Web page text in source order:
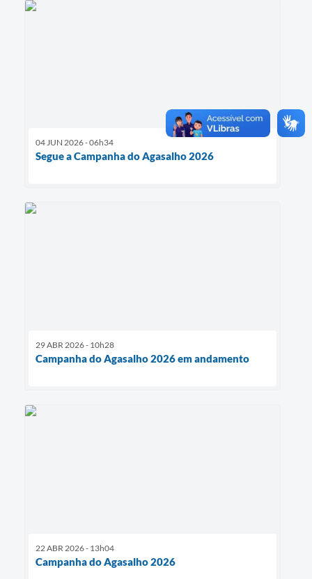
04 JUN 2026 - 06h34
Segue a Campanha do Agasalho 2026
29 ABR 2026 - 10h28
Campanha do Agasalho 2026 em andamento
22 ABR 2026 - 13h04
Campanha do Agasalho 2026